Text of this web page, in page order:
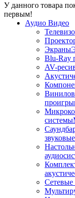
У данного товара
первым!
Аудио Видео
Экраны
Blu-Ray
AV-
системы